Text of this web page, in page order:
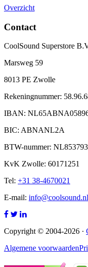
Overzicht
Contact
CoolSound Superstore
Marsweg 59
8013 PE Zwolle
Rekeningnummer:
IBAN:
BIC: ABNANL2A
BTW-nummer:
KvK Zwolle: 60171251
Tel: +31 38-4670021
E-mail: info@coolsound.nl
Copyright © 2004-2026 ·
Algemene voorwaarden